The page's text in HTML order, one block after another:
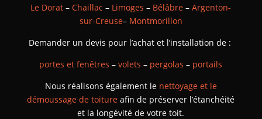
Le Dorat –Chaillac – Limoges – Bélâbre –Argenton-
sur-Creuse– Montmorillon
Demander un devis pour l’achat et l’installation de :
portes et fenêtres –volets – pergolas – portails
Nous réalisons également le nettoyage et le
démoussage de toiture afin de préserver l’étanchéité
et la longévité de votre toit.